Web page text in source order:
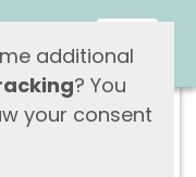
Xijou
additional
? You
your consent